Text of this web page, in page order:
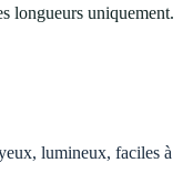
longueurs uniquement.
lumineux, faciles à